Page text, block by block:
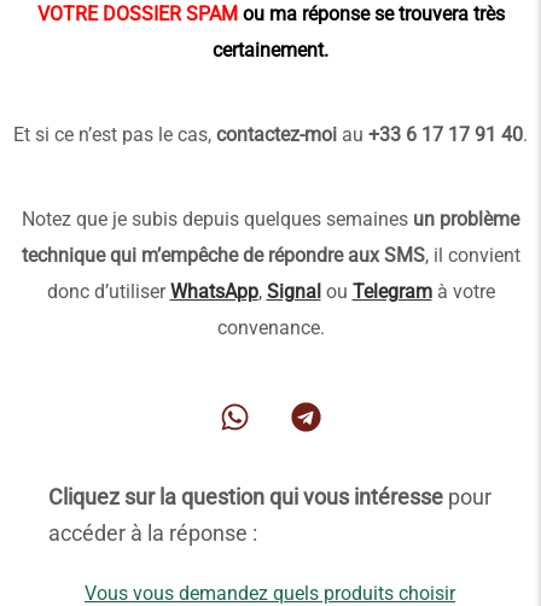
VOTRE DOSSIER SPAM ou ma réponse se trouvera très
certainement.
Et si ce n’est pas le cas, contactez-moi au +33 6 17 17 91 40.
Notez que je subis depuis quelques semaines un problème
technique qui m’empêche de répondre aux SMS, il convient
donc d’utiliserWhatsApp, Signal ou Telegramà votre
convenance.
Cliquez sur la question qui vous intéresse pour
accéder à la réponse :
Vous vous demandez quels produits choisir